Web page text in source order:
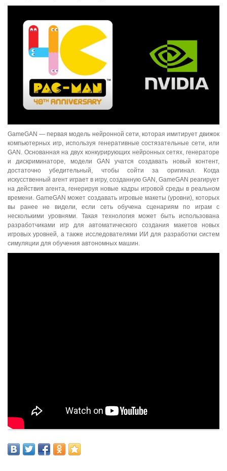
GameGAN — первая модель нейронной сети, которая имитирует движок
компьютерных игр, используя генеративные состязательные сети, или
GAN. Основанная на двух конкурирующих нейронных сетях, генераторе
и дискриминаторе, модели GAN учатся создавать новый контент,
достаточно убедительный, чтобы сойти за оригинал. Когда
искусственный агент играет в игру, созданную GAN, GameGAN реагирует
на действия агента, генерируя новые кадры игровой среды в реальном
времени. GameGAN может создавать игровые макеты (уровни), которых
вы ранее не видели, если сеть обучена сценариям по играм с
несколькими уровнями. Такая технология может быть использована
разработчиками игр для автоматического создания макетов новых
игровых уровней, а также исследователями ИИ для разработки систем
симуляции для обучения автономных машин.